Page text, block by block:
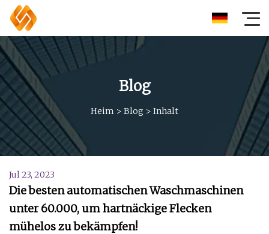
Blog
Heim > Blog > Inhalt
Jul 23, 2023
Die besten automatischen Waschmaschinen
unter 60.000, um hartnäckige Flecken
mühelos zu bekämpfen!